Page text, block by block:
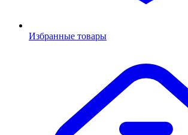
Избранные товары